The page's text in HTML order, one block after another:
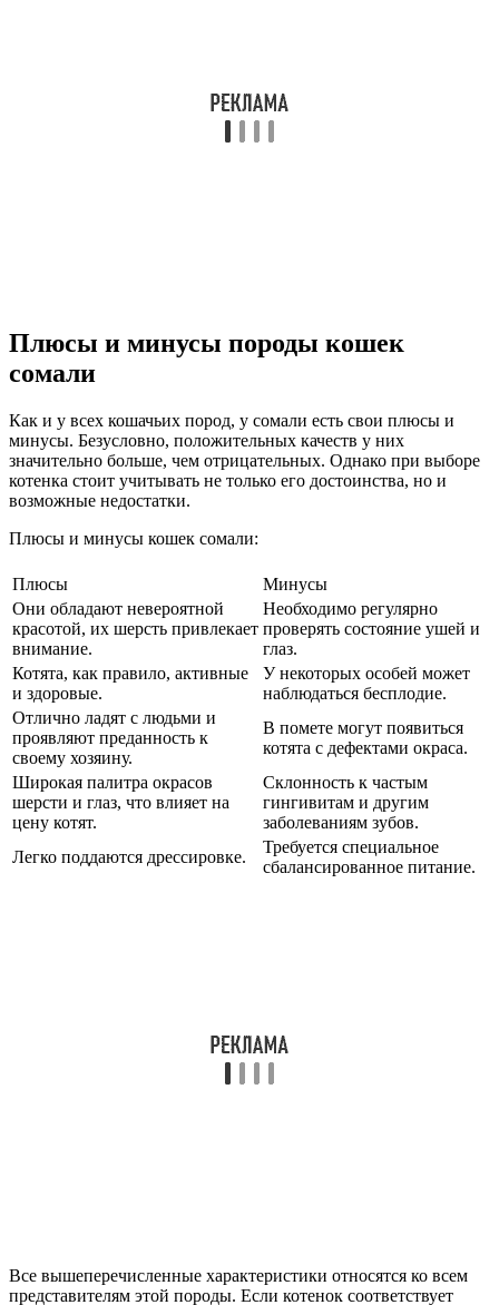
Плюсы и минусы породы кошек
сомали
Как и у всех кошачьих пород, у сомали есть свои плюсы и
минусы. Безусловно, положительных качеств у них
значительно больше, чем отрицательных. Однако при выборе
котенка стоит учитывать не только его достоинства, но и
возможные недостатки.
Плюсы и минусы кошек сомали:
Плюсы
Минусы
Они обладают невероятной
красотой, их шерсть привлекает
внимание.
Необходимо регулярно
проверять состояние ушей и
глаз.
Котята, как правило, активные
и здоровые.
У некоторых особей может
наблюдаться бесплодие.
Отлично ладят с людьми и
проявляют преданность к
своему хозяину.
В помете могут появиться
котята с дефектами окраса.
Широкая палитра окрасов
шерсти и глаз, что влияет на
цену котят.
Склонность к частым
гингивитам и другим
заболеваниям зубов.
Легко поддаются дрессировке.
Требуется специальное
сбалансированное питание.
Все вышеперечисленные характеристики относятся ко всем
представителям этой породы. Если котенок соответствует